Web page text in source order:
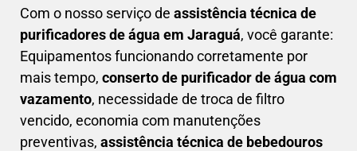
Com o nosso serviço de assistência técnica de
purificadores de água em Jaraguá, você garante:
Equipamentos funcionando corretamente por
mais tempo, conserto de purificador de água com
vazamento, necessidade de troca de filtro
vencido, economia com manutenções
preventivas, assistência técnica de bebedouros